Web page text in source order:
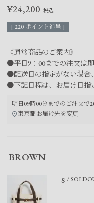
¥24,200
[ 220 ポイント進呈 ]
《通常商品のご案内》
●平日9：00までの注文は即
●配送日の指定がない場合
●下記日程は、お届け日指
明日09時00分までのご注文で
東京都お届け先を変更
BROWN
S